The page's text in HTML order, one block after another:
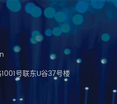
，从而产生荧光。针对其具体
其物质表面的温度同荧光余
余晖衰减，实际上就是荧光
高低有着直接的关系。在荧
晖保持时间就是寿命，其本
，通过特性曲线，就可以选
测的电流值和时间支架的相
，进而将监测点温度确定。
号联东U谷37号楼